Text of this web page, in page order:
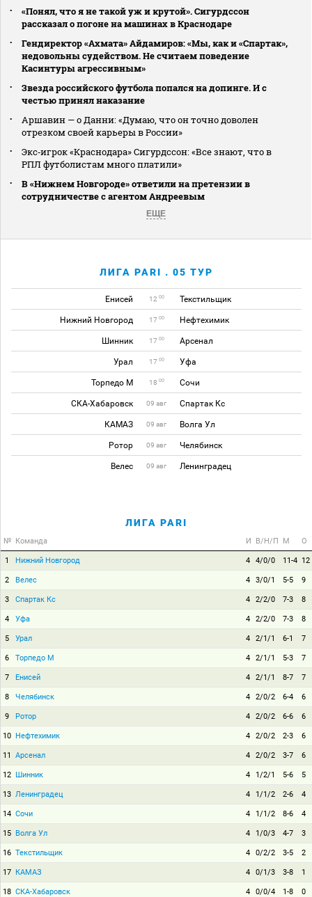
«Понял, что я не такой уж и крутой». Сигурдссон
рассказал о погоне на машинах в Краснодаре
Гендиректор «Ахмата» Айдамиров: «Мы, как и «Спартак»,
недовольны судейством. Не считаем поведение
Касинтуры агрессивным»
Звезда российского футбола попался на допинге. И с
честью принял наказание
Аршавин — о Данни: «Думаю, что он точно доволен
отрезком своей карьеры в России»
Экс‑игрок «Краснодара» Сигурдссон: «Все знают, что в
РПЛ футболистам много платили»
В «Нижнем Новгороде» ответили на претензии в
сотрудничестве с агентом Андреевым
ЕЩЕ
ЛИГА PARI . 05 ТУР
Енисей 12 00 Текстильщик
Нижний Новгород 17 00 Нефтехимик
Шинник 17 00 Арсенал
Урал 17 00 Уфа
Торпедо М 18 00 Сочи
СКА-Хабаровск 09 авг Спартак Кс
КАМАЗ 09 авг Волга Ул
Ротор 09 авг Челябинск
Велес 09 авг Ленинградец
ЛИГА PARI
№ Команда И В/Н/П М О
1 Нижний Новгород 4 4/0/0 11-4 12
2 Велес 4 3/0/1 5-5 9
3 Спартак Кс 4 2/2/0 7-3 8
4 Уфа 4 2/2/0 7-3 8
5 Урал 4 2/1/1 6-1 7
6 Торпедо М 4 2/1/1 5-3 7
7 Енисей 4 2/1/1 8-7 7
8 Челябинск 4 2/0/2 6-4 6
9 Ротор 4 2/0/2 6-6 6
10 Нефтехимик 4 2/0/2 2-3 6
11 Арсенал 4 2/0/2 3-7 6
12 Шинник 4 1/2/1 5-6 5
13 Ленинградец 4 1/1/2 2-6 4
14 Сочи 4 1/1/2 8-6 4
15 Волга Ул 4 1/0/3 4-7 3
16 Текстильщик 4 0/2/2 3-5 2
17 КАМАЗ 4 0/1/3 3-8 1
18 СКА-Хабаровск 4 0/0/4 1-8 0